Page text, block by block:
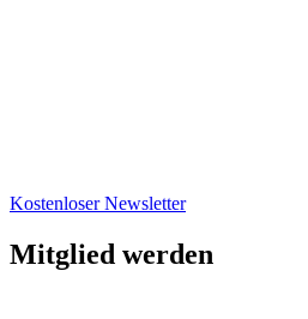
Kostenloser Newsletter
Mitglied werden